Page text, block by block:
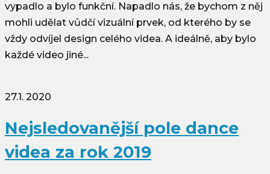
vypadlo a bylo funkční. Napadlo nás, že bychom z něj
mohli udělat vůdčí vizuální prvek, od kterého by se
vždy odvíjel design celého videa. A ideálně, aby bylo
každé video jiné...
27.1. 2020
Nejsledovanější pole dance
videa za rok 2019